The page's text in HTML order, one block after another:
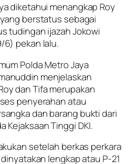
diketahui menangkap Roy
berstatus sebagai
tudingan ijazah Jokowi
6) pekan lalu.
Polda Metro Jaya
menjelaskan
dan Tifa merupakan
penyerahan atau
dan barang bukti dari
Kejaksaan Tinggi DKI.
setelah berkas perkara
lengkap atau P-21